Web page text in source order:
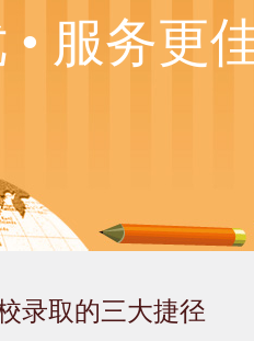
服务更
录取的三大捷径